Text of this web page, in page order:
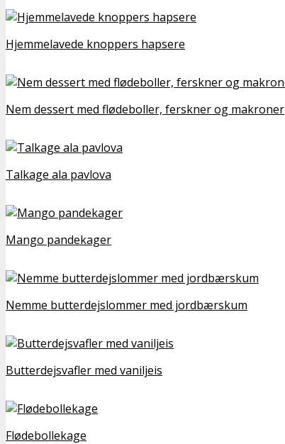
Hjemmelavede knoppers hapsere
Nem dessert med flødeboller, ferskner og makroner
Talkage ala pavlova
Mango pandekager
Nemme butterdejslommer med jordbærskum
Butterdejsvafler med vaniljeis
Flødebollekage